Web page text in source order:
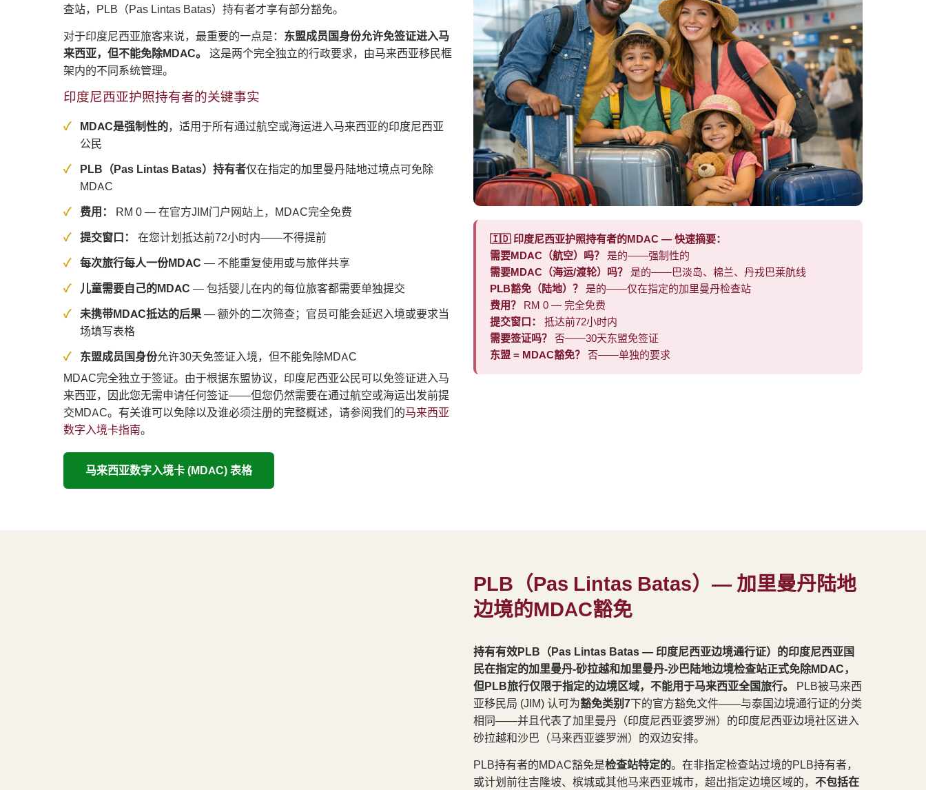
查站，PLB（Pas Lintas Batas）持有者才享有部分豁免。
对于印度尼西亚旅客来说，最重要的一点是： 东盟成员国身份允许免签证进入马
来西亚，但不能免除MDAC。
这是两个完全独立的行政要求，由马来西亚移民框
架内的不同系统管理。
印度尼西亚护照持有者的关键事实
MDAC是强制性的，适用于所有通过航空或海运进入马来西亚的印度尼西亚
公民
PLB（Pas Lintas Batas）持有者仅在指定的加里曼丹陆地过境点可免除
MDAC
费用：
RM 0 — 在官方JIM门户网站上，MDAC完全免费
提交窗口：
在您计划抵达前72小时内——不得提前
每次旅行每人一份MDAC — 不能重复使用或与旅伴共享
儿童需要自己的MDAC — 包括婴儿在内的每位旅客都需要单独提交
未携带MDAC抵达的后果— 额外的二次筛查；官员可能会延迟入境或要求当
场填写表格
东盟成员国身份允许30天免签证入境，但不能免除MDAC
MDAC完全独立于签证。由于根据东盟协议，印度尼西亚公民可以免签证进入马
来西亚，因此您无需申请任何签证——但您仍然需要在通过航空或海运出发前提
交MDAC。有关谁可以免除以及谁必须注册的完整概述，请参阅我们的马来西亚
数字入境卡指南。
马来西亚数字入境卡 (MDAC) 表格
🇮🇩 印度尼西亚护照持有者的MDAC — 快速摘要：
需要MDAC（航空）吗？ 是的——强制性的
需要MDAC（海运/渡轮）吗？ 是的——巴淡岛、棉兰、丹戎巴莱航线
PLB豁免（陆地）？ 是的——仅在指定的加里曼丹检查站
费用？ RM 0 — 完全免费
提交窗口：
抵达前72小时内
需要签证吗？ 否——30天东盟免签证
东盟 = MDAC豁免？ 否——单独的要求
PLB（Pas Lintas Batas）— 加里曼丹陆地
边境的MDAC豁免
持有有效PLB（Pas Lintas Batas — 印度尼西亚边境通行证）的印度尼西亚国
民在指定的加里曼丹-砂拉越和加里曼丹-沙巴陆地边境检查站正式免除MDAC，
但PLB旅行仅限于指定的边境区域，不能用于马来西亚全国旅行。
PLB被马来西
亚移民局 (JIM) 认可为豁免类别7下的官方豁免文件——与泰国边境通行证的分类
相同——并且代表了加里曼丹（印度尼西亚婆罗洲）的印度尼西亚边境社区进入
砂拉越和沙巴（马来西亚婆罗洲）的双边安排。
PLB持有者的MDAC豁免是检查站特定的。在非指定检查站过境的PLB持有者，
或计划前往吉隆坡、槟城或其他马来西亚城市，超出指定边境区域的， 不包括在